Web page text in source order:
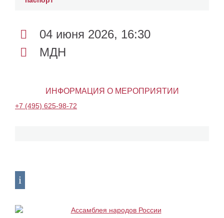
04 июня 2026, 16:30
МДН
ИНФОРМАЦИЯ О МЕРОПРИЯТИИ
+7 (495) 625-98-72